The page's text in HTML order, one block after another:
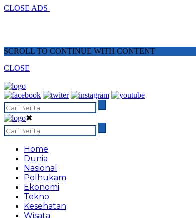
CLOSE ADS
SCROLL TO CONTINUE WITH CONTENT
CLOSE
✖
Home
Dunia
Nasional
Polhukam
Ekonomi
Tekno
Kesehatan
Wisata